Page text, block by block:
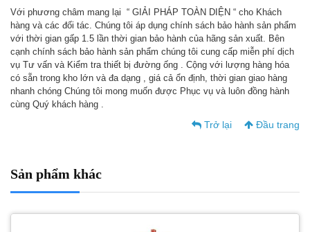
Với phương châm mang lại “ GIẢI PHÁP TOÀN DIỆN “ cho Khách
hàng và các đối tác. Chúng tôi áp dụng chính sách bảo hành sản phẩm
với thời gian gấp 1.5 lần thời gian bảo hành của hãng sản xuất. Bên
cạnh chính sách bảo hành sản phẩm chúng tôi cung cấp miễn phí dịch
vụ Tư vấn và Kiểm tra thiết bị đường ống . Cộng với lượng hàng hóa
có sẵn trong kho lớn và đa dạng , giá cả ổn định, thời gian giao hàng
nhanh chóng Chúng tôi mong muốn được Phục vụ và luôn đồng hành
cùng Quý khách hàng .
Trở lại Đầu trang
Sản phẩm khác